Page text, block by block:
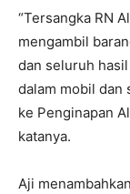
“Tersangka RN
mengambil
dan seluruh
dalam mobil dan
ke Penginapan
katanya.
Aji